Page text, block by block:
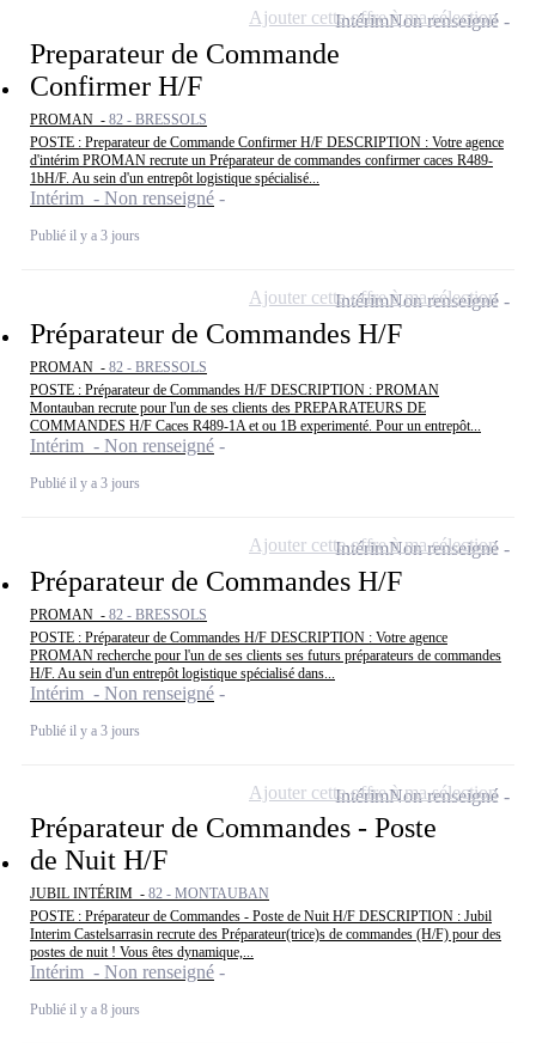
Preparateur de Commande
Confirmer H/F
PROMAN - 82 - BRESSOLS
POSTE : Preparateur de Commande Confirmer H/F DESCRIPTION : Votre agence
d'intérim PROMAN recrute un Préparateur de commandes confirmer caces R489-
1bH/F. Au sein d'un entrepôt logistique spécialisé...
Intérim - Non renseigné
Publié il y a 3 jours
IntérimNon renseigné
Ajouter cette offre à ma sélection
Préparateur de Commandes H/F
PROMAN - 82 - BRESSOLS
POSTE : Préparateur de Commandes H/F DESCRIPTION : PROMAN
Montauban recrute pour l'un de ses clients des PREPARATEURS DE
COMMANDES H/F Caces R489-1A et ou 1B experimenté. Pour un entrepôt...
Intérim - Non renseigné
Publié il y a 3 jours
IntérimNon renseigné
Ajouter cette offre à ma sélection
Préparateur de Commandes H/F
PROMAN - 82 - BRESSOLS
POSTE : Préparateur de Commandes H/F DESCRIPTION : Votre agence
PROMAN recherche pour l'un de ses clients ses futurs préparateurs de commandes
H/F. Au sein d'un entrepôt logistique spécialisé dans...
Intérim - Non renseigné
Publié il y a 3 jours
IntérimNon renseigné
Ajouter cette offre à ma sélection
Préparateur de Commandes - Poste
de Nuit H/F
JUBIL INTÉRIM - 82 - MONTAUBAN
POSTE : Préparateur de Commandes - Poste de Nuit H/F DESCRIPTION : Jubil
Interim Castelsarrasin recrute des Préparateur(trice)s de commandes (H/F) pour des
postes de nuit ! Vous êtes dynamique,...
Intérim - Non renseigné
Publié il y a 8 jours
IntérimNon renseigné
Ajouter cette offre à ma sélection